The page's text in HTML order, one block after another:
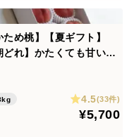
ため桃】【夏ギフト】
どれ】かたくても甘い桃
4.5(33件)
¥5,700